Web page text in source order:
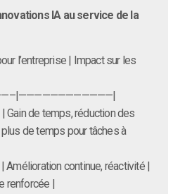
IA au service de la
l’entreprise | Impact sur les
Gain de temps, réduction des
de temps pour tâches à
Amélioration continue, réactivité |
renforcée |